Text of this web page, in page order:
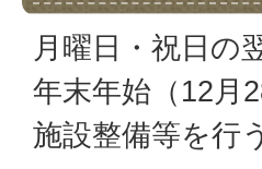
月曜日・祝日の
年末年始（12月
施設整備等を行